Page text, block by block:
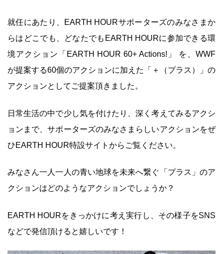
就任にあたり、EARTH HOURサポーターズのみなさまか
らはどこでも、どなたでもEARTH HOURに参加できる環
境アクション「EARTH HOUR 60+ Actions!」 を、WWF
が提案する60個のアクションに加えた「＋（プラス）」の
アクションとしてご提案頂きました。
日常生活の中で少し気を付けたり、深く考えてみるアクシ
ョンまで、サポーターズのみなさまらしいアクションをぜ
ひEARTH HOUR特設サイトからご覧ください。
みなさん一人一人の青い地球を未来へ繋ぐ「プラス」のア
クションはどのようなアクションでしょうか？
EARTH HOURをきっかけに考え実行し、その様子をSNS
などで発信頂けると嬉しいです！